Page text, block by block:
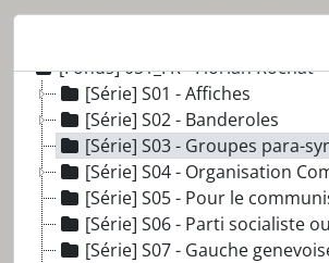
[Fonds] 051_FR - Florian Rochat
[Série] S01 - Affiches
[Série] S02 - Banderoles
[Série] S03 - Groupes para-
[Série] S04 - Organisation Communiste le
[Série] S05 - Pour le
[Série] S06 - Parti socialiste
[Série] S07 - Gauche